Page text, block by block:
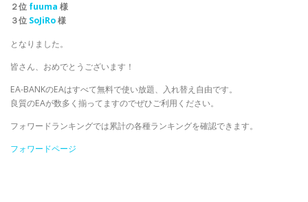
２位 fuuma 様
３位 SoJiRo様
となりました。
皆さん、おめでとうございます！
EA-BANKのEAはすべて無料で使い放題、入れ替え自由です。
良質のEAが数多く揃ってますのでぜひご利用ください。
フォワードランキングでは累計の各種ランキングを確認できます。
フォワードページ